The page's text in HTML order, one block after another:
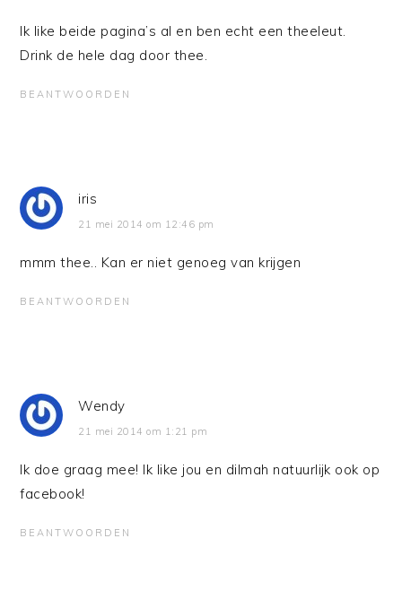
Ik like beide pagina’s al en ben echt een theeleut.
Drink de hele dag door thee.
BEANTWOORDEN
iris
21 mei 2014 om 12:46 pm
mmm thee.. Kan er niet genoeg van krijgen
BEANTWOORDEN
Wendy
21 mei 2014 om 1:21 pm
Ik doe graag mee! Ik like jou en dilmah natuurlijk ook op
facebook!
BEANTWOORDEN